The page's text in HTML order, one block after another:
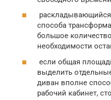
способа
большое
необходимости
если общая
выделить
диван вполне
рабочий кабинет,